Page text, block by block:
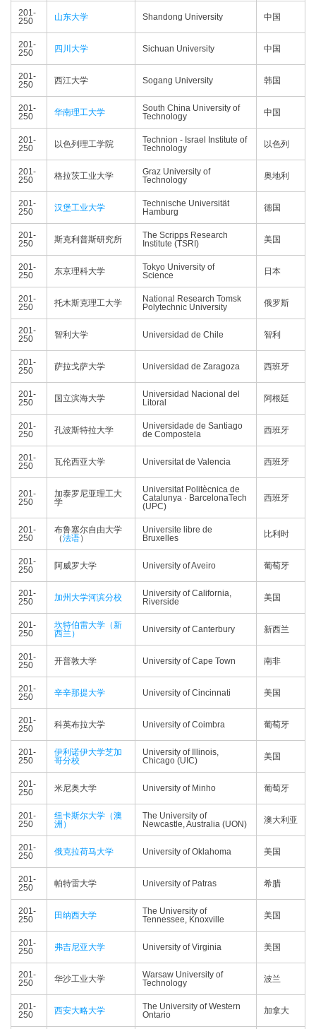
201-
250
山东大学 Shandong University 中国
201-
250
四川大学 Sichuan University 中国
201-
250
西江大学 Sogang University 韩国
201-
250
华南理工大学
South China University of
Technology
中国
201-
250
以色列理工学院
Technion - Israel Institute of
Technology
以色列
201-
250
格拉茨工业大学
Graz University of
Technology
奥地利
201-
250
汉堡工业大学
Technische Universität
Hamburg
德国
201-
250
斯克利普斯研究所
The Scripps Research
Institute (TSRI)
美国
201-
250
东京理科大学
Tokyo University of
Science
日本
201-
250
托木斯克理工大学
National Research Tomsk
Polytechnic University
俄罗斯
201-
250
智利大学 Universidad de Chile 智利
201-
250
萨拉戈萨大学 Universidad de Zaragoza 西班牙
201-
250
国立滨海大学
Universidad Nacional del
Litoral
阿根廷
201-
250
孔波斯特拉大学
Universidade de Santiago
de Compostela
西班牙
201-
250
瓦伦西亚大学 Universitat de Valencia 西班牙
201-
250
加泰罗尼亚理工大
学
Universitat Politècnica de
Catalunya · BarcelonaTech
(UPC)
西班牙
201-
250
布鲁塞尔自由大学
（法语）
Universite libre de
Bruxelles
比利时
201-
250
阿威罗大学 University of Aveiro 葡萄牙
201-
250
加州大学河滨分校
University of California,
Riverside
美国
201-
250
坎特伯雷大学（新
西兰）
University of Canterbury 新西兰
201-
250
开普敦大学 University of Cape Town 南非
201-
250
辛辛那提大学 University of Cincinnati 美国
201-
250
科英布拉大学 University of Coimbra 葡萄牙
201-
250
伊利诺伊大学芝加
哥分校
University of Illinois,
Chicago (UIC)
美国
201-
250
米尼奥大学 University of Minho 葡萄牙
201-
250
纽卡斯尔大学（澳
洲）
The University of
Newcastle, Australia (UON)
澳大利亚
201-
250
俄克拉荷马大学 University of Oklahoma 美国
201-
250
帕特雷大学 University of Patras 希腊
201-
250
田纳西大学
The University of
Tennessee, Knoxville
美国
201-
250
弗吉尼亚大学 University of Virginia 美国
201-
250
华沙工业大学
Warsaw University of
Technology
波兰
201-
250
西安大略大学
The University of Western
Ontario
加拿大